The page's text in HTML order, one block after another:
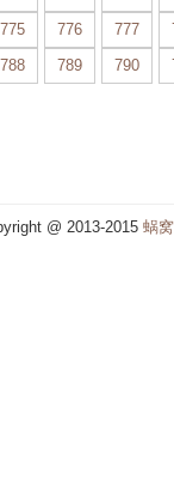
775 776 777
788 789 790
@ 2013-2015 蜗